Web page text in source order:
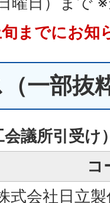
までにお知
一部抜
議所引受け
コ
式会社日立